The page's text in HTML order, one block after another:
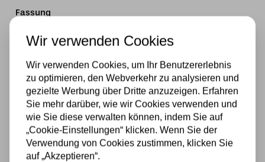
Fassung
Marke
Art Deco Trade
Material
Stromversorgung
Wir verwenden Cookies
Wir verwenden Cookies, um Ihr Benutzererlebnis
zu optimieren, den Webverkehr zu analysieren und
gezielte Werbung über Dritte anzuzeigen. Erfahren
Sie mehr darüber, wie wir Cookies verwenden und
wie Sie diese verwalten können, indem Sie auf
„Cookie-Einstellungen“ klicken. Wenn Sie der
Verwendung von Cookies zustimmen, klicken Sie
auf „Akzeptieren“.